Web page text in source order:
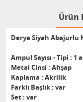
Ürün
Derya Siyah Abajurlu
Ampul Sayısı - Tipi : 1
Metal Cinsi : Ahşap
Kaplama : Akrilik
Farklı Başlık : var
Set : var